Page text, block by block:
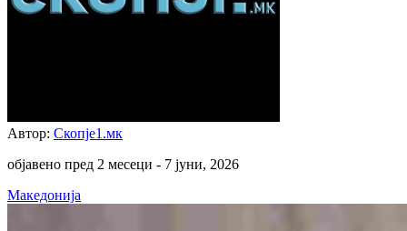
Автор: Скопје1.мк
објавено пред 2 месеци - 7 јуни, 2026
Македонија